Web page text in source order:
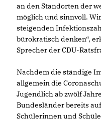
an den Standorten der
möglich und sinnvoll.
steigenden
bürokratisch denken“,
Sprecher der CDU-
Nachdem die ständige
allgemein die
Jugendlich ab zwölf
Bundesländer bereits
Schülerinnen und